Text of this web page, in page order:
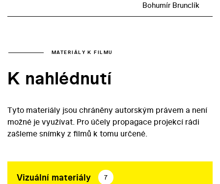
Bohumír Brunclík
MATERIÁLY K FILMU
K nahlédnutí
Tyto materiály jsou chráněny autorským právem a není
možné je využívat. Pro účely propagace projekcí rádi
zašleme snímky z filmů k tomu určené.
Vizuální materiály 7